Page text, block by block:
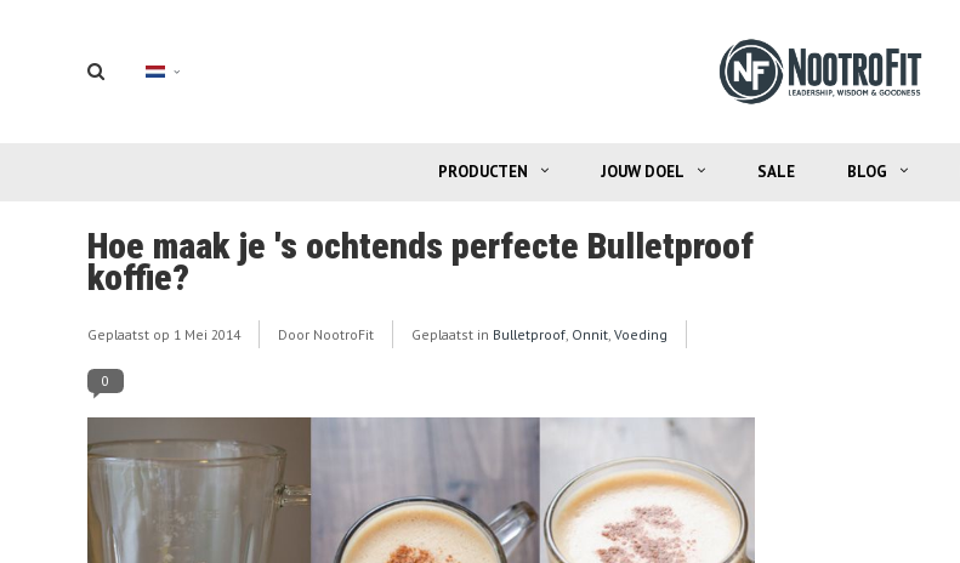
PRODUCTEN JOUW DOEL SALE BLOG
Hoe maak je 's ochtends perfecte Bulletproof
koffie?
Geplaatst op 1 Mei 2014 Door NootroFit Geplaatst in Bulletproof Onnit Voeding
0